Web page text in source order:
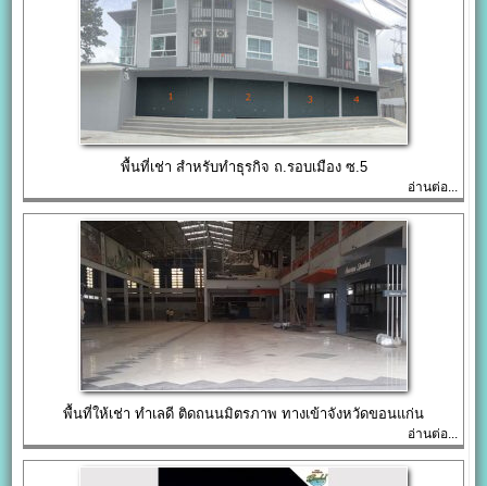
พื้นที่เช่า สำหรับทำธุรกิจ ถ.รอบเมือง ซ.5
อ่านต่อ...
พื้นที่ให้เช่า ทำเลดี ติดถนนมิตรภาพ ทางเข้าจังหวัดขอนแก่น
อ่านต่อ...